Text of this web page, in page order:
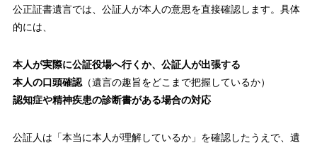
公正証書遺言では、公証人が本人の意思を直接確認します。具体
的には、
本人が実際に公証役場へ行くか、公証人が出張する
本人の口頭確認（遺言の趣旨をどこまで把握しているか）
認知症や精神疾患の診断書がある場合の対応
公証人は「本当に本人が理解しているか」を確認したうえで、遺